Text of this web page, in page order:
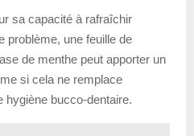
sa capacité à rafraîchir
problème, une feuille de
de menthe peut apporter un
si cela ne remplace
hygiène bucco-dentaire.